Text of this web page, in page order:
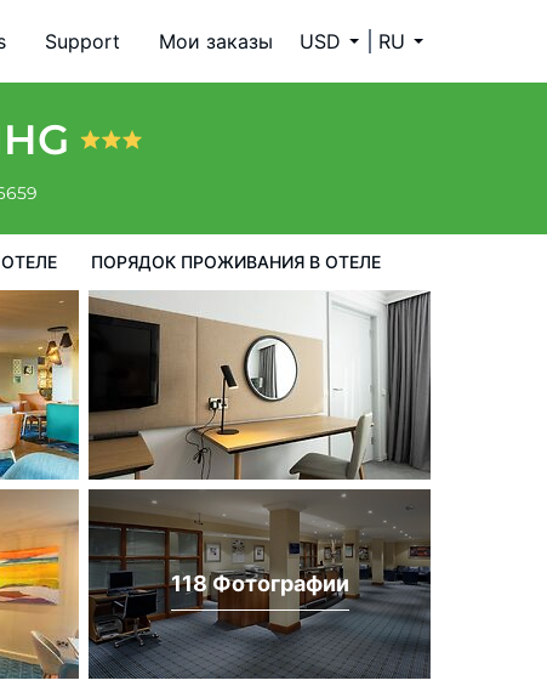
Support Мои заказы USD RU
ПОРЯДОК ПРОЖИВАНИЯ В ОТЕЛЕ
в Отеле
118 Фотографии